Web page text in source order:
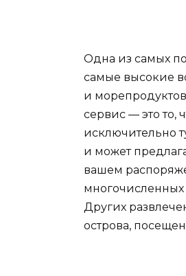
Одна из самых
самые высокие
и
сервис — это то,
исключительно
и может
вашем
многочисленных
Других
острова,